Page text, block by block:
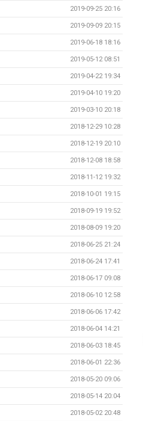
2019-09-25 20:16
2019-09-09 20:15
2019-06-18 18:16
2019-05-12 08:51
2019-04-22 19:34
2019-04-10 19:20
2019-03-10 20:18
2018-12-29 10:28
2018-12-19 20:10
2018-12-08 18:58
2018-11-12 19:32
2018-10-01 19:15
2018-09-19 19:52
2018-08-09 19:20
2018-06-25 21:24
2018-06-24 17:41
2018-06-17 09:08
2018-06-10 12:58
2018-06-06 17:42
2018-06-04 14:21
2018-06-03 18:45
2018-06-01 22:36
2018-05-20 09:06
2018-05-14 20:04
2018-05-02 20:48